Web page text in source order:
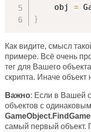
    obj
=
}
Как видите, смысл
примере. Всё очень
тег для Вашего
скрипта. Иначе объект
Важно: Если в Вашей
объектов с
самый первый объект.